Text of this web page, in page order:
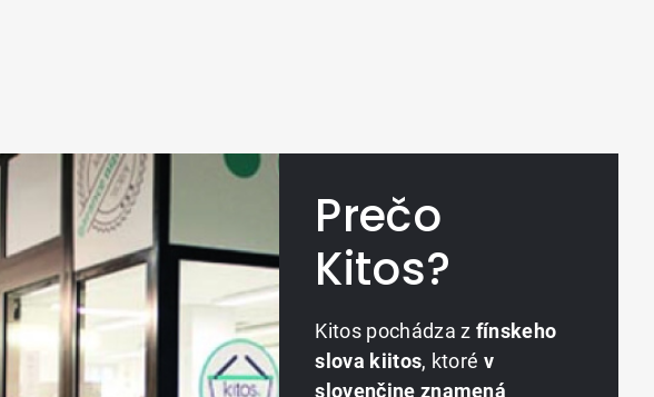
Prečo
Kitos?
Kitos pochádza z fínskeho
slova kiitos, ktoré v
slovenčine znamená